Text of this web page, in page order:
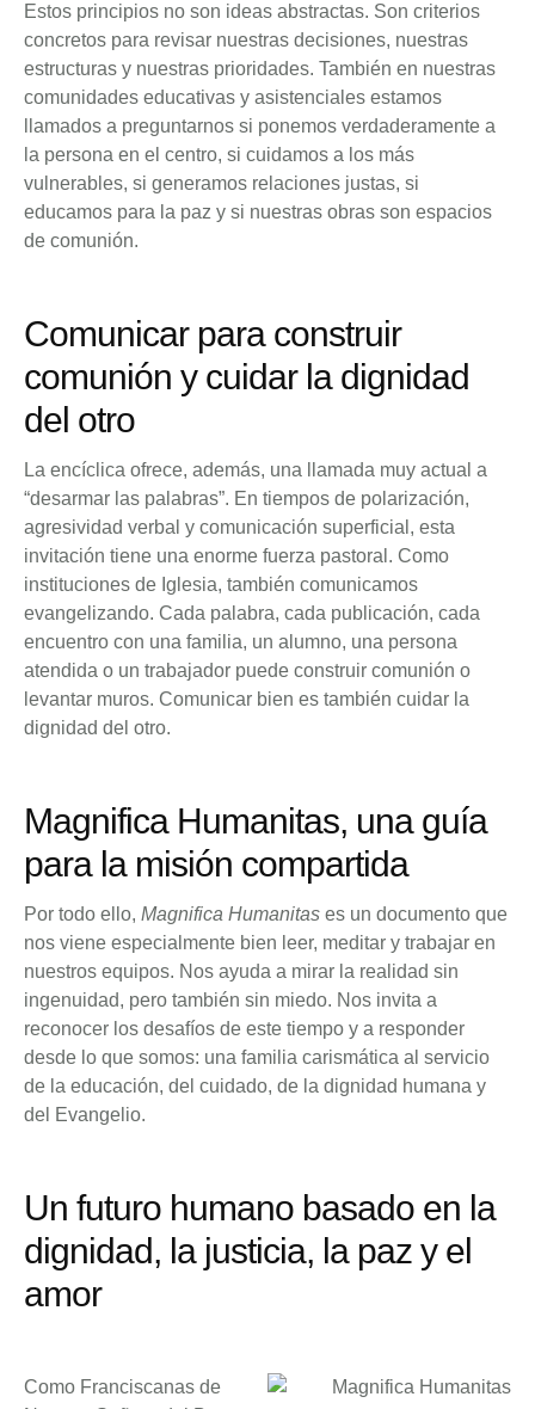
Estos principios no son ideas abstractas. Son criterios
concretos para revisar nuestras decisiones, nuestras
estructuras y nuestras prioridades. También en nuestras
comunidades educativas y asistenciales estamos
llamados a preguntarnos si ponemos verdaderamente a
la persona en el centro, si cuidamos a los más
vulnerables, si generamos relaciones justas, si
educamos para la paz y si nuestras obras son espacios
de comunión.
Comunicar para construir
comunión y cuidar la dignidad
del otro
La encíclica ofrece, además, una llamada muy actual a
“desarmar las palabras”. En tiempos de polarización,
agresividad verbal y comunicación superficial, esta
invitación tiene una enorme fuerza pastoral. Como
instituciones de Iglesia, también comunicamos
evangelizando. Cada palabra, cada publicación, cada
encuentro con una familia, un alumno, una persona
atendida o un trabajador puede construir comunión o
levantar muros. Comunicar bien es también cuidar la
dignidad del otro.
Magnifica Humanitas, una guía
para la misión compartida
Por todo ello, Magnifica Humanitas es un documento que
nos viene especialmente bien leer, meditar y trabajar en
nuestros equipos. Nos ayuda a mirar la realidad sin
ingenuidad, pero también sin miedo. Nos invita a
reconocer los desafíos de este tiempo y a responder
desde lo que somos: una familia carismática al servicio
de la educación, del cuidado, de la dignidad humana y
del Evangelio.
Un futuro humano basado en la
dignidad, la justicia, la paz y el
amor
Como Franciscanas de